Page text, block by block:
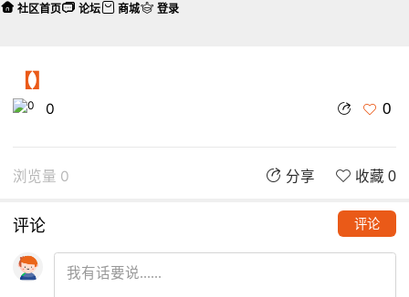
【】
0 0
浏览量 0 分享 收藏 0
评论 评论
社区首页 论坛 商城 登录